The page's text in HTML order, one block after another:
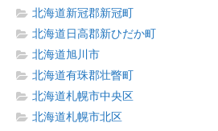
北海道新冠郡新冠町
北海道日高郡新ひだか町
北海道旭川市
北海道有珠郡壮瞥町
北海道札幌市中央区
北海道札幌市北区